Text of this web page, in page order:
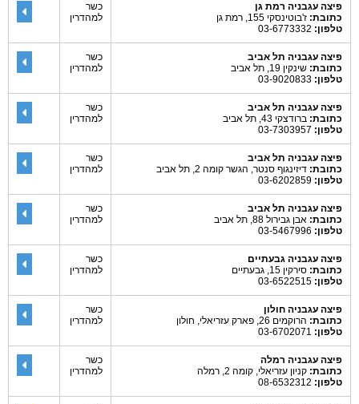
פיצה עגבניה רמת גן
כתובת: ז'בוטינסקי 155, רמת גן
טלפון:
כשר
למהדרין
פיצה עגבניה תל אביב
כתובת: שינקין 19, תל אביב
טלפון:
כשר
למהדרין
פיצה עגבניה תל אביב
כתובת: ברודצקי 43, תל אביב
טלפון:
כשר
למהדרין
פיצה עגבניה תל אביב
כתובת: דיזינגוף סנטר, הגשר קומה 2, תל אביב
טלפון:
כשר
למהדרין
פיצה עגבניה תל אביב
כתובת: אבן גבירול 88, תל אביב
טלפון:
כשר
למהדרין
פיצה עגבניה גבעתיים
כתובת: סירקין 15, גבעתיים
טלפון:
כשר
למהדרין
פיצה עגבניה חולון
כתובת: הרוקמים 26, פארק עזריאלי, חולון
טלפון:
כשר
למהדרין
פיצה עגבניה רמלה
כתובת: קניון עזריאלי, קומה 2, רמלה
טלפון:
כשר
למהדרין